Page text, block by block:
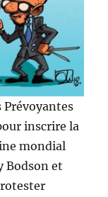
Prévoyantes
inscrire la
mondial
Bodson et